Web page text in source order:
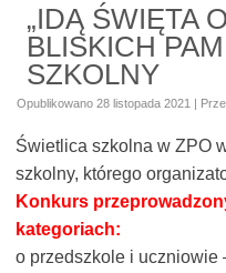
„IDĄ ŚWIĘTA
BLISKICH
SZKOLNY
Opublikowano 28 listopada 2021 |
Świetlica szkolna w ZPO
szkolny, którego
Konkurs
kategoriach:
o przedszkole i uczniowie